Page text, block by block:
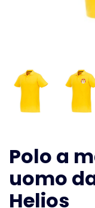
Polo a
uomo
Helios